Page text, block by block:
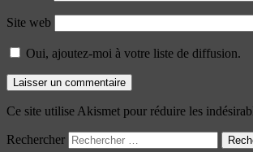
Site web
Oui, ajoutez-moi à votre liste de diffusion.
Ce site utilise Akismet pour réduire les
Rechercher